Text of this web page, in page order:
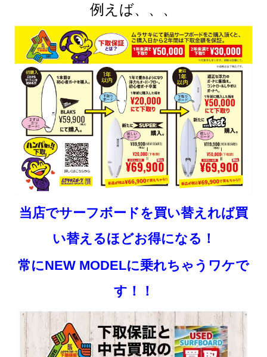
例えば、、、
当店でサーフボードを買い替えれば買
い替えるほどお得になる！
常にNEW MODELに乗れちゃうワケで
す！！